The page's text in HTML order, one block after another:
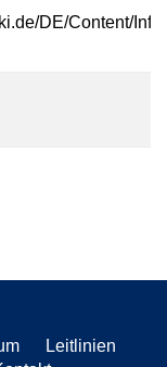
DE/Content/
Leitlinien